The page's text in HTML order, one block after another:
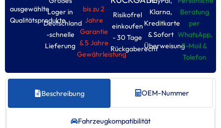
ausgewählte
Qualitätsprodukte
Loger in
Deutschland
-schnelle
Lieferung
bis zu 2
Jahre
Garantie
& 5 Jahre
Gewährleistung
Risikofrel
einkoufen
- 30 Tage
Rückgaberecht
Klarna,
Kreditkarte
& Sofort
Überweisung
Beratung
per
WhatsApp,
E-Moil &
Tolefon
Beschreibung OEM-Nummer
Fahrzeug­kompatibilität